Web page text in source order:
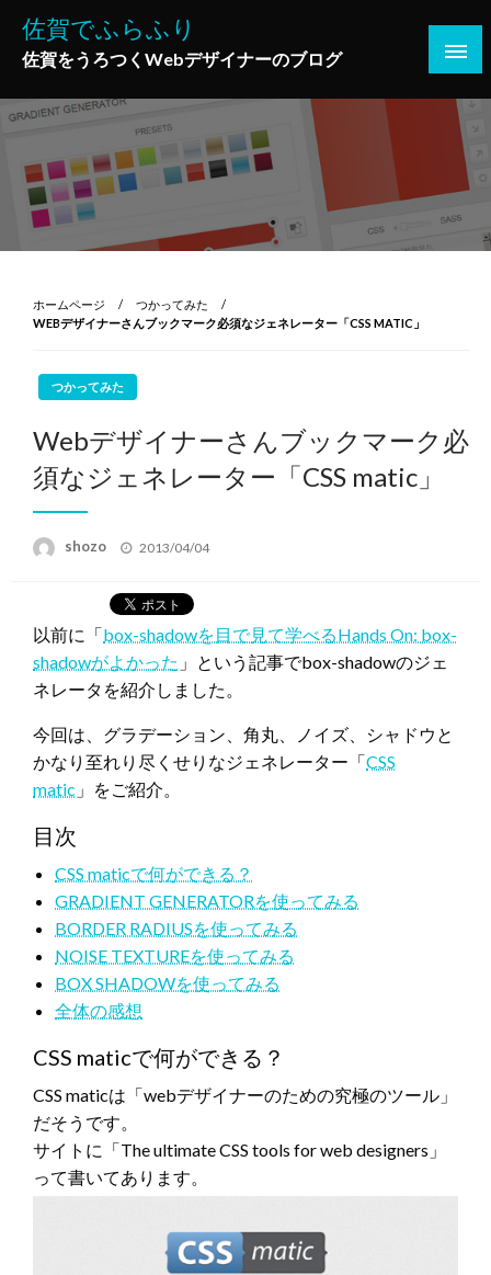
ン
ツ
佐賀でふらふり
佐賀をうろつくWebデザイナーのブログ
ホームページ
つかってみた
WEBデザイナーさんブックマーク必須なジェネレーター「CSS MATIC」
つかってみた
Webデザイナーさんブックマーク必
須なジェネレーター「CSS matic」
shozo
投
2013/04/04
以前に「box-shadowを目で見て学べるHands On: box-
shadowがよかった 」という記事でbox-shadowのジェ
ネレータを紹介しました。
今回は、グラデーション、角丸、ノイズ、シャドウと
かなり至れり尽くせりなジェネレーター「CSS
matic 」をご紹介。
目次
CSS maticで何ができる？
GRADIENT GENERATORを使ってみる
BORDER RADIUSを使ってみる
NOISE TEXTUREを使ってみる
BOX SHADOWを使ってみる
全体の感想
CSS maticで何ができる？
CSS maticは「webデザイナーのための究極のツール」
だそうです。
サイトに「The ultimate CSS tools for web designers」
って書いてあります。